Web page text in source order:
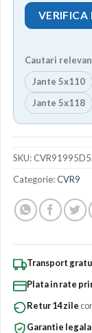
VERIFICA
Cautari
Jante 5x110
Jante 5x118
SKU:
Categorie:CVR9
Transport
Plata in rate
Retur 14 zile
Garantie legala